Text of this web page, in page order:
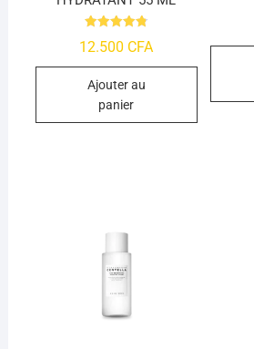
4.84
12.500 CFA
Ajouter au
panier